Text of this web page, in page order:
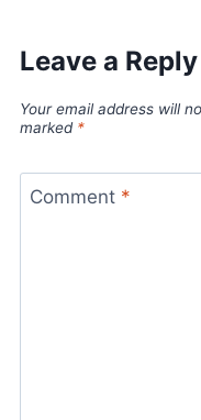
Leave a Reply
Your email address will
marked *
Comment *